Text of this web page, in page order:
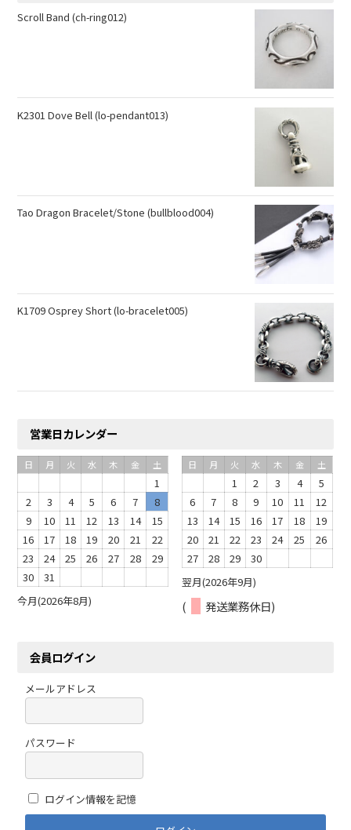
Scroll Band (ch-ring012)
K2301 Dove Bell (lo-pendant013)
Tao Dragon Bracelet/Stone (bullblood004)
K1709 Osprey Short (lo-bracelet005)
営業日カレンダー
今月(2026年8月)
日 月 火 水 木 金 土
1
2
3 4 5 6 7
8
9
10 11 12 13 14
15
16
17 18 19 20 21
22
23
24 25 26 27 28
29
30
31 翌月(2026年9月)
日 月 火 水 木 金 土
1 2 3 4
5
6
7 8 9 10 11
12
13
14 15 16 17 18
19
20
21 22 23 24 25
26
27
28 29 30
( 発送業務休日)
会員ログイン
メールアドレス
パスワード
ログイン情報を記憶